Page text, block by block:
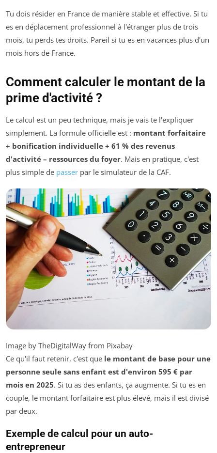
Tu dois résider en France de manière stable et effective. Si tu
es en déplacement professionnel à l'étranger plus de trois
mois, tu perds tes droits. Pareil si tu es en vacances plus d'un
mois hors de France.
Comment calculer le montant de la
prime d'activité ?
Le calcul est un peu technique, mais je vais te l'expliquer
simplement. La formule officielle est : montant forfaitaire
+ bonification individuelle + 61 % des revenus
d'activité – ressources du foyer. Mais en pratique, c'est
plus simple de passer par le simulateur de la CAF.
Image by TheDigitalWay from Pixabay
Ce qu'il faut retenir, c'est que le montant de base pour une
personne seule sans enfant est d'environ 595 € par
mois en 2025. Si tu as des enfants, ça augmente. Si tu es en
couple, le montant forfaitaire est plus élevé, mais il est divisé
par deux.
Exemple de calcul pour un auto-
entrepreneur